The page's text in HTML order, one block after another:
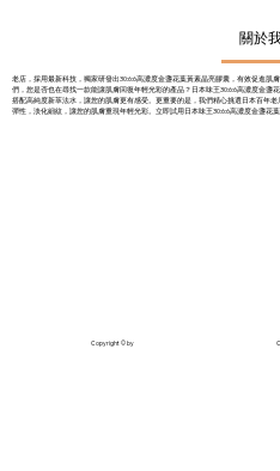
關於
老店，採用最新科技，獨家研發出30:6:6高濃度金盞花葉黃素晶亮膠囊，有效促進
們，您是否也在尋找一款能讓肌膚回復年輕光彩的產品？日本味王30:6:6高濃度金盞
搭配高純度新萃法水，讓您的肌膚更有感受。更重要的是，我們精心挑選日本百年
彈性，淡化細紋，讓您的肌膚重現年輕光彩。立即試用日本味王30:6:6高濃度金盞花
Copyright © by